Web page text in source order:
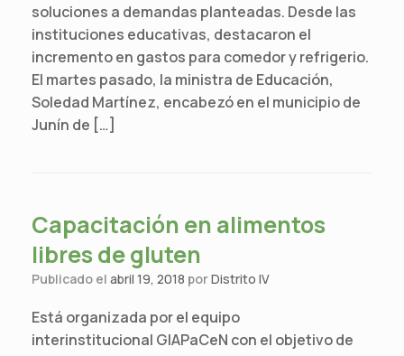
soluciones a demandas planteadas. Desde las
instituciones educativas, destacaron el
incremento en gastos para comedor y refrigerio.
El martes pasado, la ministra de Educación,
Soledad Martínez, encabezó en el municipio de
Junín de […]
Capacitación en alimentos
libres de gluten
Publicado el abril 19, 2018 porDistrito IV
Está organizada por el equipo
interinstitucional GIAPaCeN con el objetivo de